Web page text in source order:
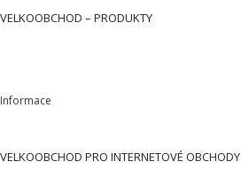
VELKOOBCHOD – PRODUKTY
Informace
VELKOOBCHOD PRO INTERNETOVÉ OBCHODY